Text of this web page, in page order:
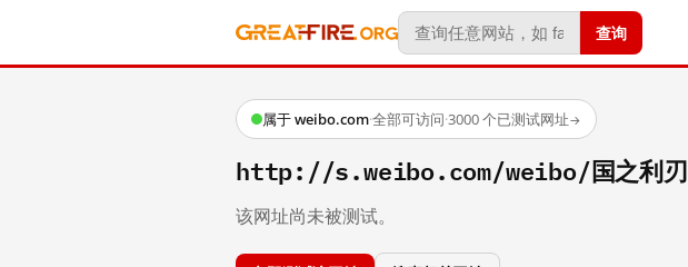
查询
属于 weibo.com·全部可访问·3000 个已测试网址→
http://s.weibo.com/weibo/国之利刃
该网址尚未被测试。